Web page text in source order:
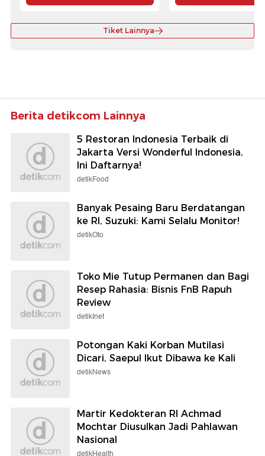
Tiket Lainnya
Berita detikcom Lainnya
5 Restoran Indonesia Terbaik di
Jakarta Versi Wonderful Indonesia,
Ini Daftarnya!
detikFood
Banyak Pesaing Baru Berdatangan
ke RI, Suzuki: Kami Selalu Monitor!
detikOto
Toko Mie Tutup Permanen dan Bagi
Resep Rahasia: Bisnis FnB Rapuh
Review
detikInet
Potongan Kaki Korban Mutilasi
Dicari, Saepul Ikut Dibawa ke Kali
detikNews
Martir Kedokteran RI Achmad
Mochtar Diusulkan Jadi Pahlawan
Nasional